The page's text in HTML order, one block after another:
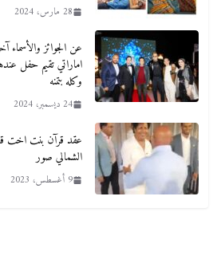
28 مارس، 2024
عن الجوائز والأسماء
اماراتي تقيم حفل
وكله بتمنه
24 ديسمبر، 2024
عقد قرآن بنت اخت
الشمالي صور
9 أغسطس، 2023